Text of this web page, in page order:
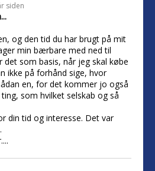
siden
og den tid du har brugt på mit
min bærbare med ned til
det som basis, når jeg skal købe
ikke på forhånd sige, hvor
en, for det kommer jo også
som hvilket selskab og så
din tid og interesse. Det var